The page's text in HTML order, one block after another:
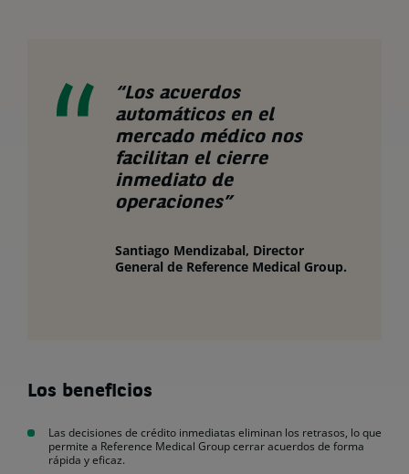
“Los acuerdos
automáticos en el
mercado médico nos
facilitan el cierre
inmediato de
operaciones”
Santiago Mendizabal, Director
General de Reference Medical Group.
Los beneficios
Las decisiones de crédito inmediatas eliminan los retrasos, lo que
permite a Reference Medical Group cerrar acuerdos de forma
rápida y eficaz.